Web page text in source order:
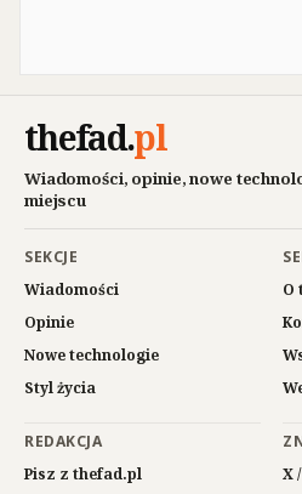
thefad.pl
Wiadomości, opinie, nowe
miejscu
SEKCJE
Wiadomości
Opinie
Nowe technologie
Styl życia
O
REDAKCJA
Pisz z thefad.pl
X